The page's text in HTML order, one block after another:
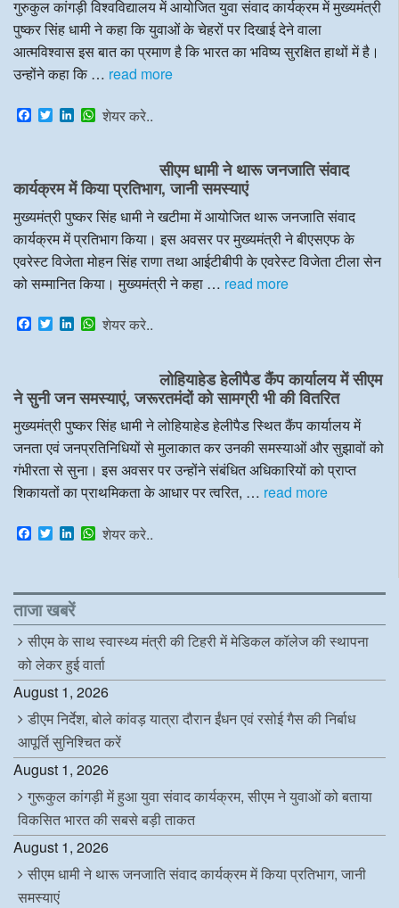
गुरुकुल कांगड़ी विश्वविद्यालय में आयोजित युवा संवाद कार्यक्रम में मुख्यमंत्री
पुष्कर सिंह धामी ने कहा कि युवाओं के चेहरों पर दिखाई देने वाला
आत्मविश्वास इस बात का प्रमाण है कि भारत का भविष्य सुरक्षित हाथों में है।
उन्होंने कहा कि … read more
F
a
o
o
k
T
w
e
r
L
d
I
n
W
A
p
p
शेयर करे..
सीएम धामी ने थारू जनजाति संवाद
कार्यक्रम में किया प्रतिभाग, जानी समस्याएं
मुख्यमंत्री पुष्कर सिंह धामी ने खटीमा में आयोजित थारू जनजाति संवाद
कार्यक्रम में प्रतिभाग किया। इस अवसर पर मुख्यमंत्री ने बीएसएफ के
एवरेस्ट विजेता मोहन सिंह राणा तथा आईटीबीपी के एवरेस्ट विजेता टीला सेन
को सम्मानित किया। मुख्यमंत्री ने कहा … read more
F
a
o
o
k
T
w
e
L
d
I
n
W
A
p
p
शेयर करे..
लोहियाहेड हेलीपैड कैंप कार्यालय में सीएम
ने सुनी जन समस्याएं, जरूरतमंदों को सामग्री भी की वितरित
मुख्यमंत्री पुष्कर सिंह धामी ने लोहियाहेड हेलीपैड स्थित कैंप कार्यालय में
जनता एवं जनप्रतिनिधियों से मुलाकात कर उनकी समस्याओं और सुझावों को
गंभीरता से सुना। इस अवसर पर उन्होंने संबंधित अधिकारियों को प्राप्त
शिकायतों का प्राथमिकता के आधार पर त्वरित, … read more
F
a
b
o
o
k
T
w
t
e
r
L
e
d
I
n
W
s
p
शेयर करे..
ताजा खबरें
सीएम के साथ स्वास्थ्य मंत्री की टिहरी में मेडिकल कॉलेज की स्थापना
को लेकर हुई वार्ता
August 1, 2026
डीएम निर्देश, बोले कांवड़ यात्रा दौरान ईंधन एवं रसोई गैस की निर्बाध
आपूर्ति सुनिश्चित करें
August 1, 2026
गुरूकुल कांगड़ी में हुआ युवा संवाद कार्यक्रम, सीएम ने युवाओं को बताया
विकसित भारत की सबसे बड़ी ताकत
August 1, 2026
सीएम धामी ने थारू जनजाति संवाद कार्यक्रम में किया प्रतिभाग, जानी
समस्याएं